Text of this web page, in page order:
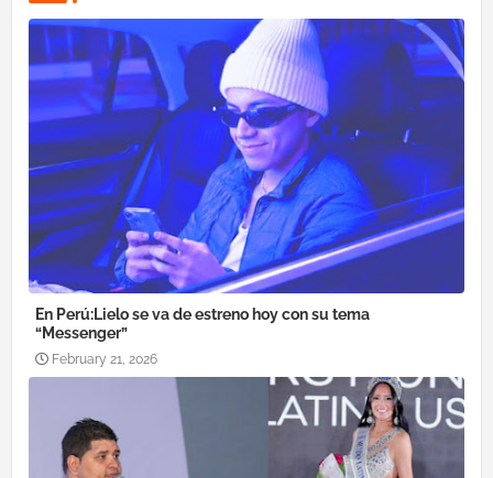
En Perú:Lielo se va de estreno hoy con su tema
“Messenger”
February 21, 2026